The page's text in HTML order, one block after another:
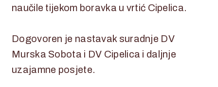
naučile tijekom boravka u vrtić Cipelica.
Dogovoren je nastavak suradnje DV
Murska Sobota i DV Cipelica i daljnje
uzajamne posjete.